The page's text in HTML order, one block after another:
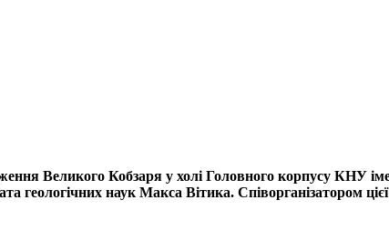
Великого Кобзаря у холі Головного корпусу КНУ
геологічних наук Макса Вітика. Співорганізатором